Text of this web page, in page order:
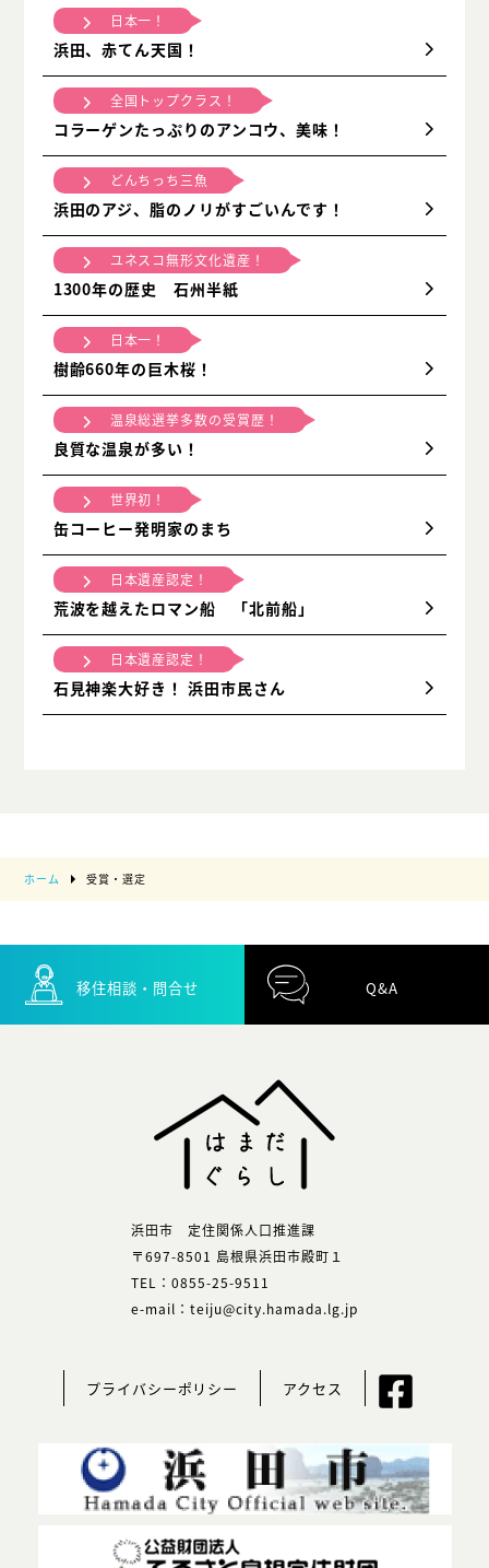
日本一！
浜田、赤てん天国！
全国トップクラス！
コラーゲンたっぷりのアンコウ、美味！
どんちっち三魚
浜田のアジ、脂のノリがすごいんです！
ユネスコ無形文化遺産！
1300年の歴史 石州半紙
日本一！
樹齢660年の巨木桜！
温泉総選挙多数の受賞歴！
良質な温泉が多い！
世界初！
缶コーヒー発明家のまち
日本遺産認定！
荒波を越えたロマン船 「北前船」
日本遺産認定！
石見神楽大好き！ 浜田市民さん
ホーム 受賞・選定
移住相談・問合せ Q&A
浜田市 定住関係人口推進課
〒697-8501 島根県浜田市殿町１
TEL：0855-25-9511
e-mail：teiju@city.hamada.lg.jp
プライバシーポリシー アクセス